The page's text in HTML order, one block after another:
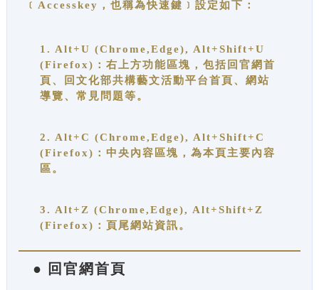
﹝Accesskey，也稱為快速鍵﹞設定如下：
1. Alt+U (Chrome,Edge), Alt+Shift+U
(Firefox)：右上方功能區塊，包括回官網首
頁、回文化部共構藝文活動平台首頁、網站
導覽、常見問題等。
2. Alt+C (Chrome,Edge), Alt+Shift+C
(Firefox)：中央內容區塊，為本頁主要內容
區。
3. Alt+Z (Chrome,Edge), Alt+Shift+Z
(Firefox)：頁尾網站資訊。
● 回官網首頁